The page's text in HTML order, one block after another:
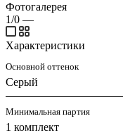
Фотогалерея
1/0 —
Характеристики
Основной оттенок
Серый
Минимальная партия
1 комплект